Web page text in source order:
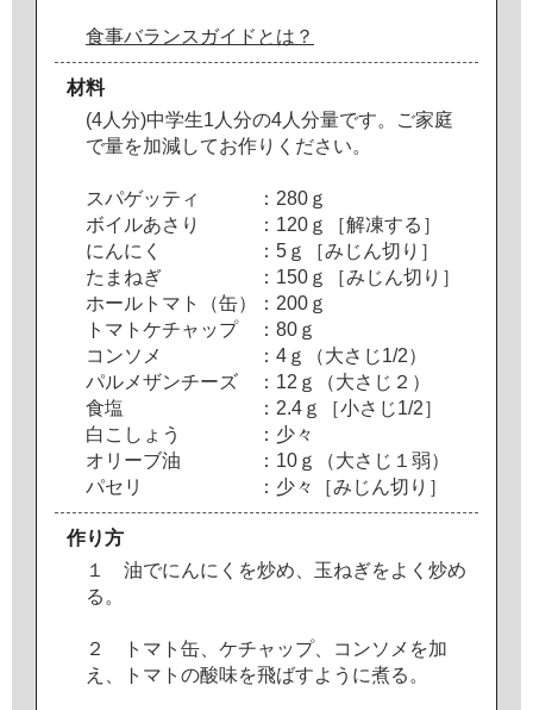
食事バランスガイドとは？
材料
(4 人 分)中学生1 人 分の4 人 分量です。 ご家庭
で量を加減してお作り く ださ い。
スパゲッテ ィ ： 280 ｇ
ボイ ルあさ り ： 120 ｇ ［解凍する ］
に んに く ： 5 ｇ ［み じ ん切 り ］
た ま ねぎ ： 150 ｇ ［み じ ん切 り ］
ホール ト マ ト （缶） ： 200 ｇ
ト マ ト ケチャ ップ ： 80 ｇ
コ ンソ メ ： 4 ｇ （大さ じ1/2）
パル メザンチーズ ： 12 ｇ （大さ じ ２ ）
食塩 ： 2.4 ｇ ［小さ じ1/2］
白 こ し ょ う ： 少々
オ リ ーブ油 ： 10 ｇ （大さ じ １ 弱）
パセ リ ： 少々 ［み じ ん切 り ］
作り方
１
油でに んに く を炒め 玉ねぎをよ く 炒め
る 。
２ ト マ ト 缶 ケチャ ップ、 コ ンソ メ を加
え
ト マ ト の酸味を飛ばすよ う に煮る 。